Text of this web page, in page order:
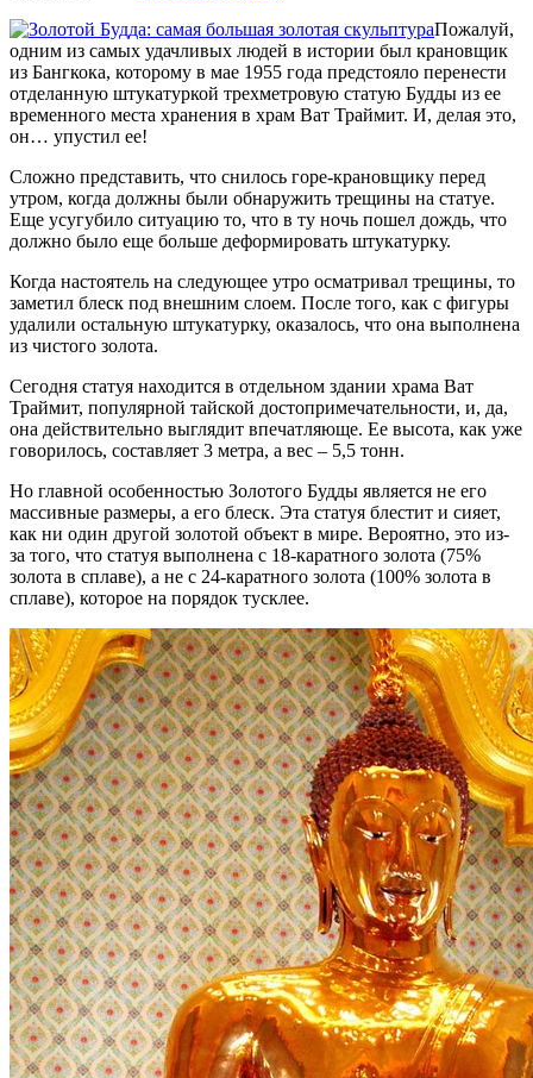
Пожалуй,
одним из самых удачливых людей в истории был крановщик
из Бангкока, которому в мае 1955 года предстояло перенести
отделанную штукатуркой трехметровую статую Будды из ее
временного места хранения в храм Ват Траймит. И, делая это,
он… упустил ее!
Сложно представить, что снилось горе-крановщику перед
утром, когда должны были обнаружить трещины на статуе.
Еще усугубило ситуацию то, что в ту ночь пошел дождь, что
должно было еще больше деформировать штукатурку.
Когда настоятель на следующее утро осматривал трещины, то
заметил блеск под внешним слоем. После того, как с фигуры
удалили остальную штукатурку, оказалось, что она выполнена
из чистого золота.
Сегодня статуя находится в отдельном здании храма Ват
Траймит, популярной тайской достопримечательности, и, да,
она действительно выглядит впечатляюще. Ее высота, как уже
говорилось, составляет 3 метра, а вес – 5,5 тонн.
Но главной особенностью Золотого Будды является не его
массивные размеры, а его блеск. Эта статуя блестит и сияет,
как ни один другой золотой объект в мире. Вероятно, это из-
за того, что статуя выполнена с 18-каратного золота (75%
золота в сплаве), а не с 24-каратного золота (100% золота в
сплаве), которое на порядок тусклее.